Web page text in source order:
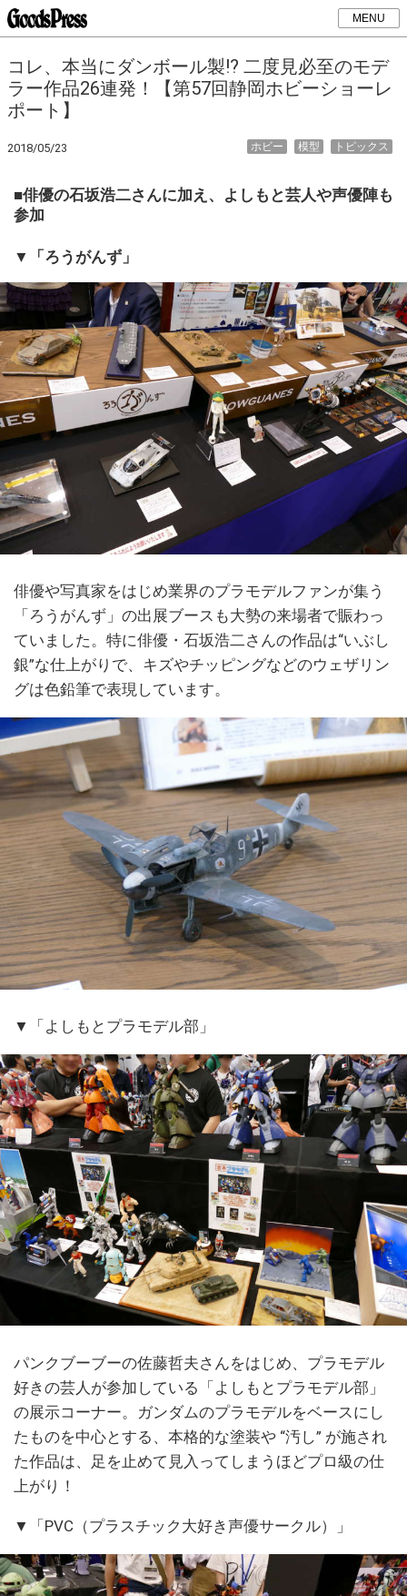
MENU
コレ、本当にダンボール製!? 二度見必至のモデ
ラー作品26連発！【第57回静岡ホビーショーレ
ポート】
2018/05/23 トピックス
模型
ホビー
■俳優の石坂浩二さんに加え、よしもと芸人や声優陣も
参加
▼「ろうがんず」
俳優や写真家をはじめ業界のプラモデルファンが集う
「ろうがんず」の出展ブースも大勢の来場者で賑わっ
ていました。特に俳優・石坂浩二さんの作品は“いぶし
銀”な仕上がりで、キズやチッピングなどのウェザリン
グは色鉛筆で表現しています。
▼「よしもとプラモデル部」
パンクブーブーの佐藤哲夫さんをはじめ、プラモデル
好きの芸人が参加している「よしもとプラモデル部」
の展示コーナー。ガンダムのプラモデルをベースにし
たものを中心とする、本格的な塗装や “汚し” が施され
た作品は、足を止めて見入ってしまうほどプロ級の仕
上がり！
▼「PVC（プラスチック大好き声優サークル）」